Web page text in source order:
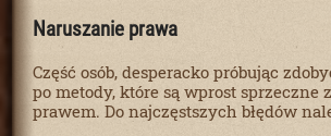
Naruszanie prawa
Część osób, desperacko próbując
po metody, które są wprost sprzeczne
prawem. Do najczęstszych błędów